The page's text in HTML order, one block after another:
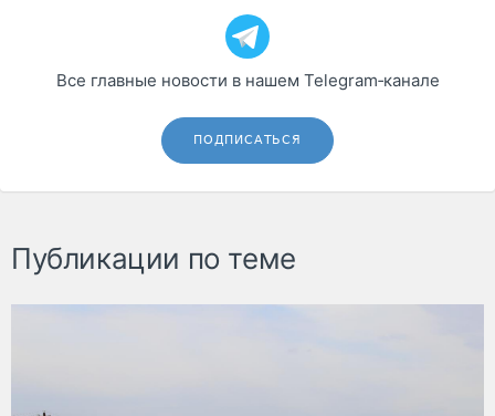
Все главные новости в нашем Telegram‑канале
ПОДПИСАТЬСЯ
Публикации по теме